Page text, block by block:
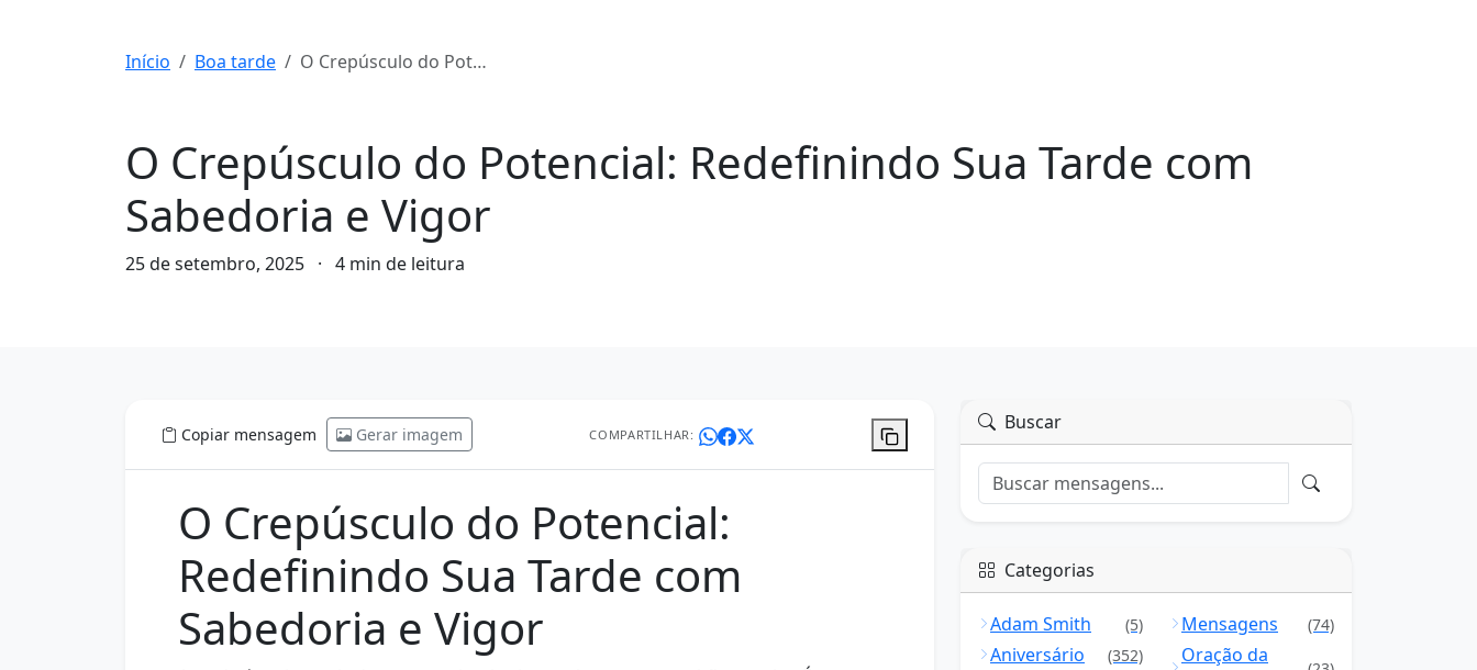
Início Boa tarde O Crepúsculo do Potencial: Redefinindo Sua Tarde com Sabedoria e Vigor
O Crepúsculo do Potencial: Redefinindo Sua Tarde com
Sabedoria e Vigor
25 de setembro, 2025 · 4 min de leitura
Copiar mensagem Gerar imagem COMPARTILHAR:
O Crepúsculo do Potencial:
Redefinindo Sua Tarde com
Sabedoria e Vigor
Buscar
Categorias
Adam Smith (5)
Aniversário (352)
Mensagens (74)
Oração da